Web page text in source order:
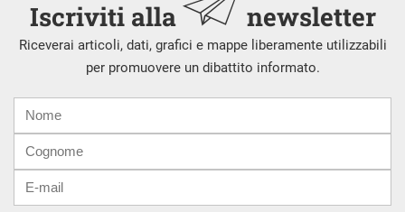
Iscriviti alla newsletter
Riceverai articoli, dati, grafici e mappe liberamente utilizzabili
per promuovere un dibattito informato.
mail